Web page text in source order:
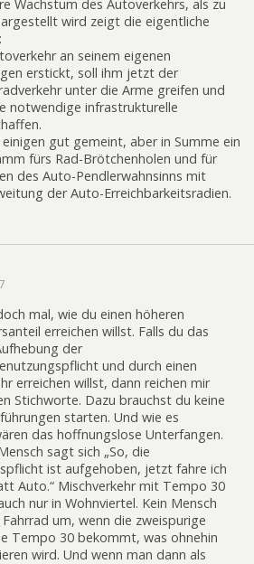
Wachstum des Autoverkehrs, als zu
wird zeigt die eigentliche
an seinem eigenen
erstickt, soll ihm jetzt der
unter die Arme greifen und
notwendige infrastrukturelle
gut gemeint, aber in Summe ein
fürs Rad-Brötchenholen und für
des Auto-Pendlerwahnsinns mit
der Auto-Erreichbarkeitsradien.
mal, wie du einen höheren
erreichen willst. Falls du das
der
und durch einen
erreichen willst, dann reichen mir
Stichworte. Dazu brauchst du keine
starten. Und wie es
das hoffnungslose Unterfangen.
sagt sich „So, die
ist aufgehoben, jetzt fahre ich
Auto.“ Mischverkehr mit Tempo 30
nur in Wohnviertel. Kein Mensch
um, wenn die zweispurige
Tempo 30 bekommt, was ohnehin
wird. Und wenn man dann als